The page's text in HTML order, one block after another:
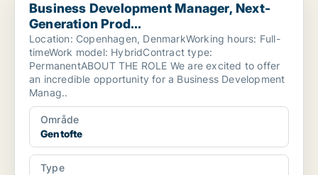
Business Development Manager, Next-
Generation Prod...
Location: Copenhagen, DenmarkWorking hours: Full-
timeWork model: HybridContract type:
PermanentABOUT THE ROLE We are excited to offer
an incredible opportunity for a Business Development
Manag..
Område
Gentofte
Type